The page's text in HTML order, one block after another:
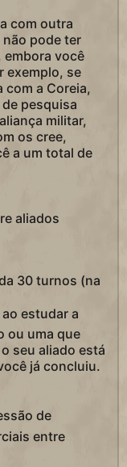
com outra
pode ter
embora você
exemplo, se
com a Coreia,
pesquisa
militar,
os cree,
a um total de
aliados
30 turnos (na
estudar a
ou uma que
seu aliado está
já concluiu.
de
entre